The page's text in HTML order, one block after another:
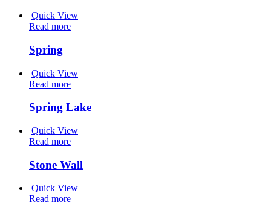
Quick View
Read more
Spring
Quick View
Read more
Spring Lake
Quick View
Read more
Stone Wall
Quick View
Read more